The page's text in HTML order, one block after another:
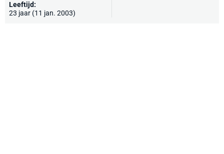
Leeftijd:
23 jaar (11 jan. 2003)